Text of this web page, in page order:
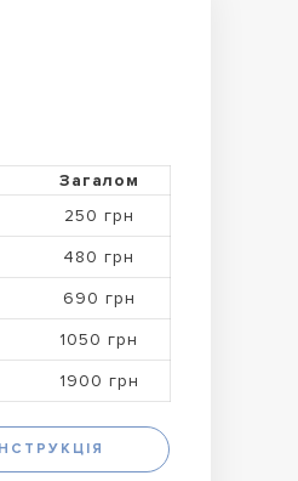
Загалом
250 грн
480 грн
690 грн
1050 грн
1900 грн